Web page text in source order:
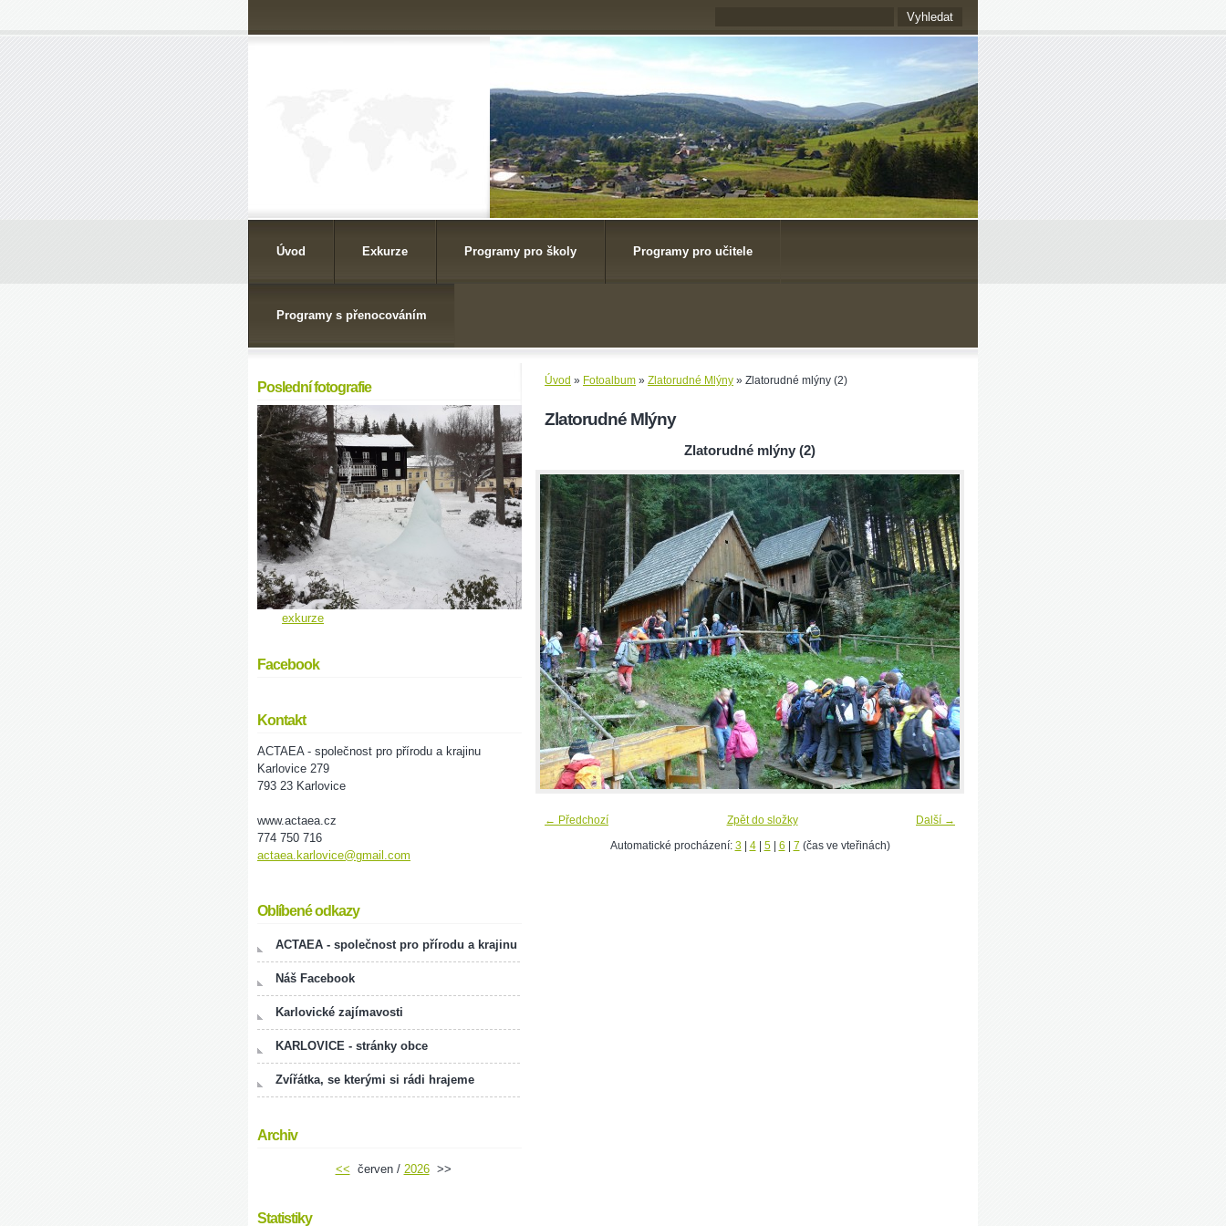
Úvod Exkurze Programy pro školy Programy pro učitele
Programy s přenocováním
Úvod » Fotoalbum » Zlatorudné Mlýny » Zlatorudné mlýny (2)
Zlatorudné Mlýny
Zlatorudné mlýny (2)
← Předchozí Další →
Zpět do složky
Automatické procházení: 3| 4| 5| 6 7 (čas ve vteřinách)
Poslední fotografie
exkurze
Facebook
Kontakt
ACTAEA - společnost pro přírodu a krajinu
Karlovice 279
793 23 Karlovice
www.actaea.cz
774 750 716
actaea.karlovice@gmail.com
Oblíbené odkazy
ACTAEA - společnost pro přírodu a krajinu
Náš Facebook
Karlovické zajímavosti
KARLOVICE - stránky obce
Zvířátka, se kterými si rádi hrajeme
Archiv
<< červen / 2026 >>
Statistiky